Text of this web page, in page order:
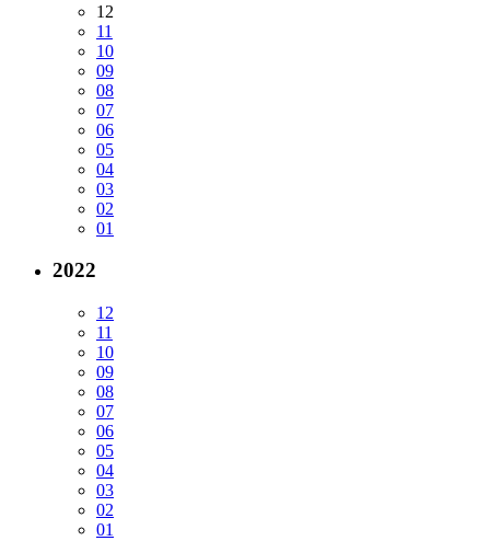
12
11
10
09
08
07
06
05
04
03
02
01
2022
12
11
10
09
08
07
06
05
04
03
02
01